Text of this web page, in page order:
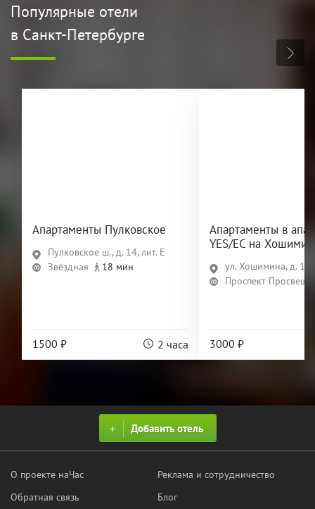
Популярные отели
в Санкт-Петербурге
Апартаменты Пулковское
Пулковское ш., д. 14, лит. Е
Звёздная
18 мин
1500 ₽ 2 часа
Апартаменты в
YES/ЕС на
ул. Хошимина, д. 16
Проспект
3000 ₽
Добавить отель
О проекте наЧас
Обратная связь
Реклама и сотрудничество
Блог